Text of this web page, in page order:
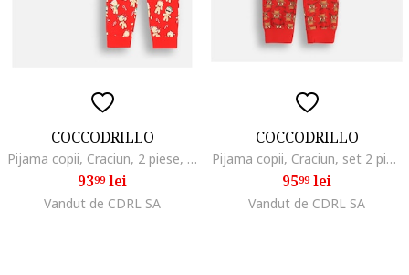
COCCODRILLO
Pijama copii, Craciun, 2 piese, rosu, bumbac
9399lei
Vandut de CDRL SA
COCCODRILLO
Pijama copii, Craciun, set 2 piese, rosu, bumbac
9599lei
Vandut de CDRL SA